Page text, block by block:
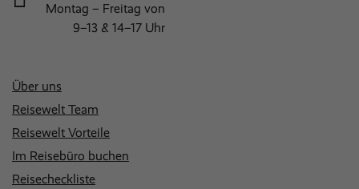
Über uns
Reisewelt Team
Reisewelt Vorteile
Im Reisebüro buchen
Reisecheckliste
Montag – Freitag von
9–13 & 14–17 Uhr